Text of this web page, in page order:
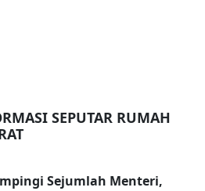
SEPUTAR RUMAH
Sejumlah Menteri,